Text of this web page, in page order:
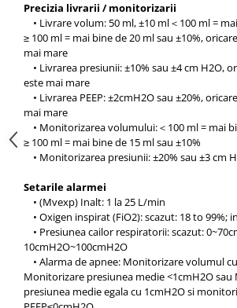
VETPrecizia livrarii / monitorizarii
• Livrare volum: 50 ml, ±10 ml＜100 ml =
≥ 100 ml = mai bine de 20 ml sau ±10%,
mai mare
• Livrarea presiunii: ±10% sau ±4 cm H2O,
este mai mare
• Livrarea PEEP: ±2cmH2O sau ±20%,
mai mare
• Monitorizarea volumului:＜100 ml = mai
≥ 100 ml = mai bine de 15 ml sau ±10%
• Monitorizarea presiunii: ±20% sau ±3 cm
Setarile alarmei
• (Mvexp) Inalt: 1 la 25 L/min
• Oxigen inspirat (FiO2): scazut: 18 to 99%;
• Presiunea cailor respiratorii: scazut:
10cmH2O~100cmH2O
• Alarma de apnee: Monitorizare volumul
Monitorizare presiunea medie <1cmH2O
presiunea medie egala cu 1cmH2O si